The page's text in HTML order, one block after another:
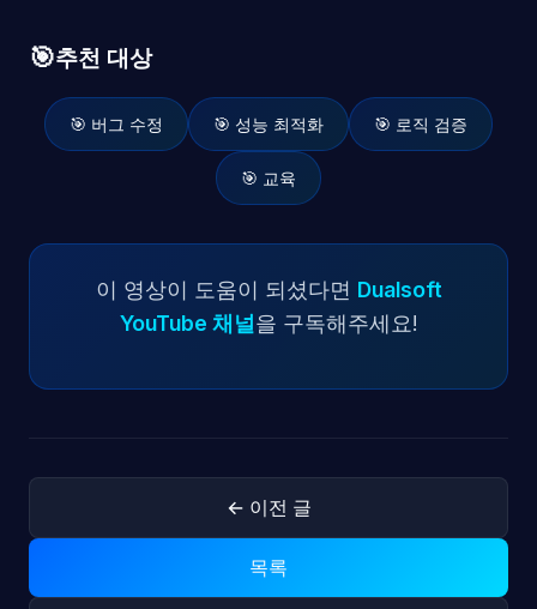
🎯추천 대상
🎯 버그 수정 🎯 성능 최적화 🎯 로직 검증
🎯 교육
이 영상이 도움이 되셨다면 Dualsoft
YouTube 채널 을 구독해주세요!
← 이전 글
목록